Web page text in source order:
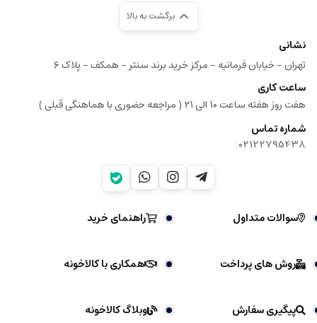
برگشت به بالا
نشانی
تهران - خیابان فرمانیه - مرکز خرید برند سنتر - همکف - پلاک ۶
ساعت کاری
هفت روز هفته ساعت ۱۰ الی ۲۱ ( مراجعه حضوری با هماهنگی قبلی )
شماره تماس
02122795438
|
سوالات متداول راهنمای خرید
روش های پرداخت همکاری با کالاخونه
پیگیری سفارش وبلاگ کالاخونه